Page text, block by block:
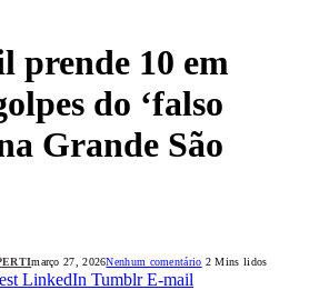
prende 10 em
do ‘falso
Grande São
março 27, 2026Nenhum comentário 2 Mins lidos
LinkedIn Tumblr E-mail